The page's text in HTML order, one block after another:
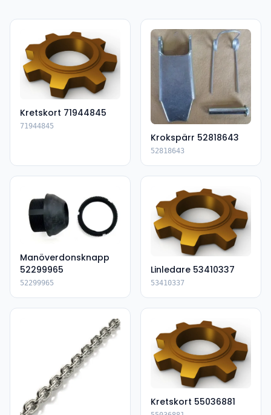
Kretskort 71944845
71944845
Krokspärr 52818643
52818643
Manöverdonsknapp
52299965
52299965
Linledare 53410337
53410337
Kretskort 55036881